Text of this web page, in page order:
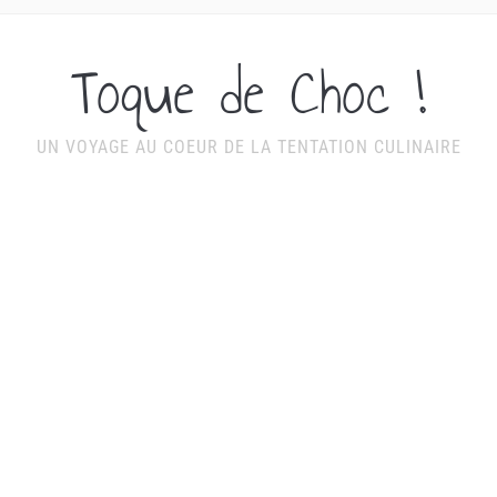
Toque de Choc !
UN VOYAGE AU COEUR DE LA TENTATION CULINAIRE